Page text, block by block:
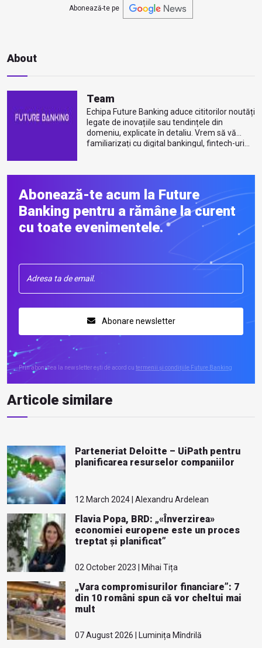
Abonează-te pe
About
Team
Echipa Future Banking aduce cititorilor noutăți
legate de inovațiile sau tendințele din
domeniu, explicate în detaliu. Vrem să vă
familiarizați cu digital bankingul, fintech-uri...
Abonează-te acum la Future
Banking pentru a rămâne la curent
cu toate evenimentele.
Abonare newsletter
Prin abonarea la newsletter ești de acord cu termenii și condițiile Future Banking
Articole similare
Parteneriat Deloitte – UiPath pentru
planificarea resurselor companiilor
12 March 2024 | Alexandru Ardelean
Flavia Popa, BRD: „«Înverzirea»
economiei europene este un proces
treptat și planificat”
02 October 2023 | Mihai Tița
„Vara compromisurilor financiare”: 7
din 10 români spun că vor cheltui mai
mult
07 August 2026 | Luminița Mîndrilă